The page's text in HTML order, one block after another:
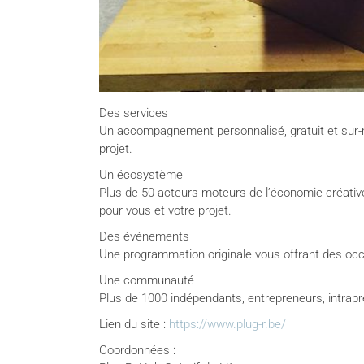
Des services
Un accompagnement personnalisé, gratuit et
projet.
Un écosystème
Plus de 50 acteurs moteurs de l’économie
pour vous et votre projet.
Des événements
Une programmation originale vous offrant des
Une communauté ​
Plus de 1000 indépendants, entrepreneurs,
Lien du site : https://www.plug-r.be/
Coordonnées :